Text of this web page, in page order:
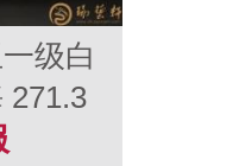
级白
271.3